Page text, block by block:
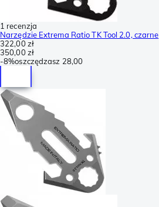
1 recenzja
Narzędzie Extrema Ratio TK Tool 2.0, czarne
322,00 zł
350,00 zł
-8%oszczędzasz 28,00